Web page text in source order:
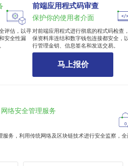
评估，以寻
安全性漏
前端应用程式码审查
保护你的使用者介面
对前端应用程式进行彻底的程式码检查
保资料库连结和数字钱包连接都安全，
行管理金钥、信息签名和发送交易。
马上报价
络安全管理服务
务，利用传统网络及区块链技术进行安全监察，